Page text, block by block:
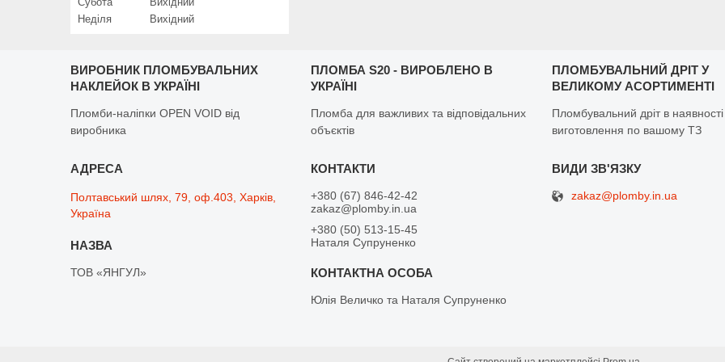
Неділя
Вихідний
ВИРОБНИК ПЛОМБУВАЛЬНИХ
НАКЛЕЙОК В УКРАЇНІ
Пломби-наліпки OPEN VOID від
виробника
ПЛОМБА S20 - ВИРОБЛЕНО В
УКРАЇНІ
Пломба для важливих та відповідальних
объєктів
ПЛОМБУВАЛЬНИЙ ДРІТ У
ВЕЛИКОМУ АСОРТИМЕНТІ
Пломбувальний дріт в наявності
виготовлення по вашому ТЗ
Полтавський шлях, 79, оф.403, Харків,
Україна
ТОВ «ЯНГУЛ»
+380 (67) 846-42-42
zakaz@plomby.in.ua
+380 (50) 513-15-45
Наталя Супруненко
Юлія Величко та Наталя Супруненко
zakaz@plomby.in.ua